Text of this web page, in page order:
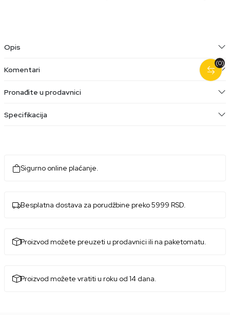
(0)
Opis
Komentari
Pronađite u prodavnici
Specifikacija
Sigurno online plaćanje.
Besplatna dostava za porudžbine preko 5999 RSD.
Proizvod možete preuzeti u prodavnici ili na paketomatu.
Proizvod možete vratiti u roku od 14 dana.